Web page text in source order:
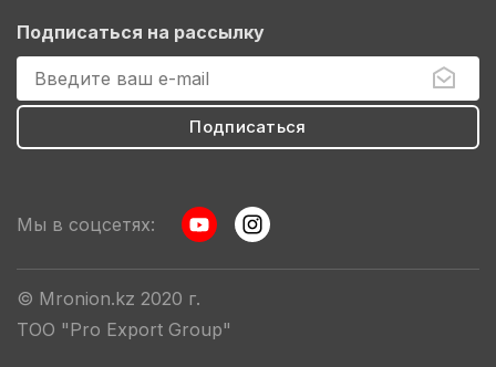
Подписаться на рассылку
© Mronion.kz 2020 г.
ТОО "Pro Export Group"
Мы в соцсетях: